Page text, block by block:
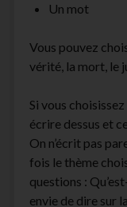
Un mot
Vous pouvez
vérité, la mort, le
Si vous
écrire dessus et
On n’écrit pas
fois le thème
questions :
envie de dire sur